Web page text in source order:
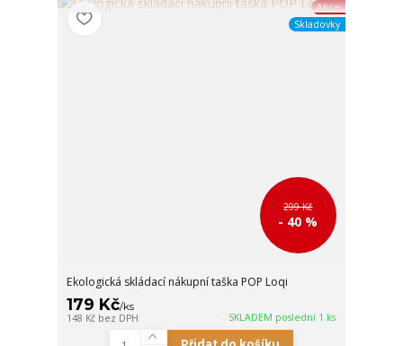
Akce
Skladovky
299 Kč
- 40 %
Ekologická skládací nákupní taška POP Loqi
179 Kč/ks
148 Kč bez DPH SKLADEM poslední 1 ks